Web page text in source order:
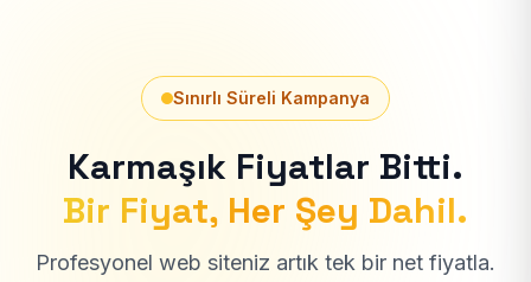
Sınırlı Süreli Kampanya
Karmaşık Fiyatlar Bitti.
Bir Fiyat, Her Şey Dahil.
Profesyonel web siteniz artık tek bir net fiyatla.